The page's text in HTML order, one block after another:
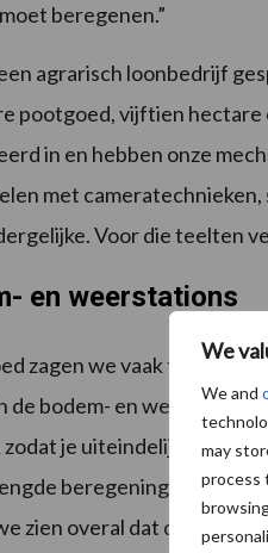
We
We and
may
process
beregenen.”
agrarisch loonbedrijf
pootgoed, vijftien
in en hebben onze
met cameratechnieken,
Voor die teelten
en weerstations
zagen we vaak te laat de
bodem- en
je uiteindelijk ook
zien overal dat de